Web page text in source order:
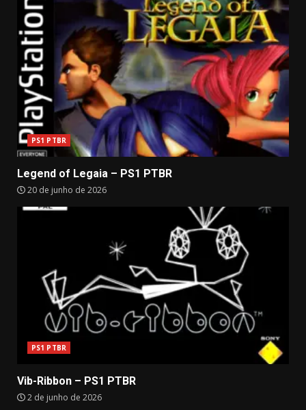
PS1 PTBR
Legend of Legaia – PS1 PTBR
20 de junho de 2026
PS1 PTBR
Vib-Ribbon – PS1 PTBR
2 de junho de 2026